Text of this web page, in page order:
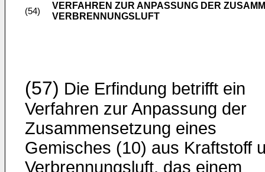
(54)
VERFAHREN ZUR ANPASSUNG DER
VERBRENNUNGSLUFT
(57) Die Erfindung betrifft ein
Verfahren zur Anpassung der
Zusammensetzung eines
Gemisches (10) aus Kraftstoff
Verbrennungsluft, das einem